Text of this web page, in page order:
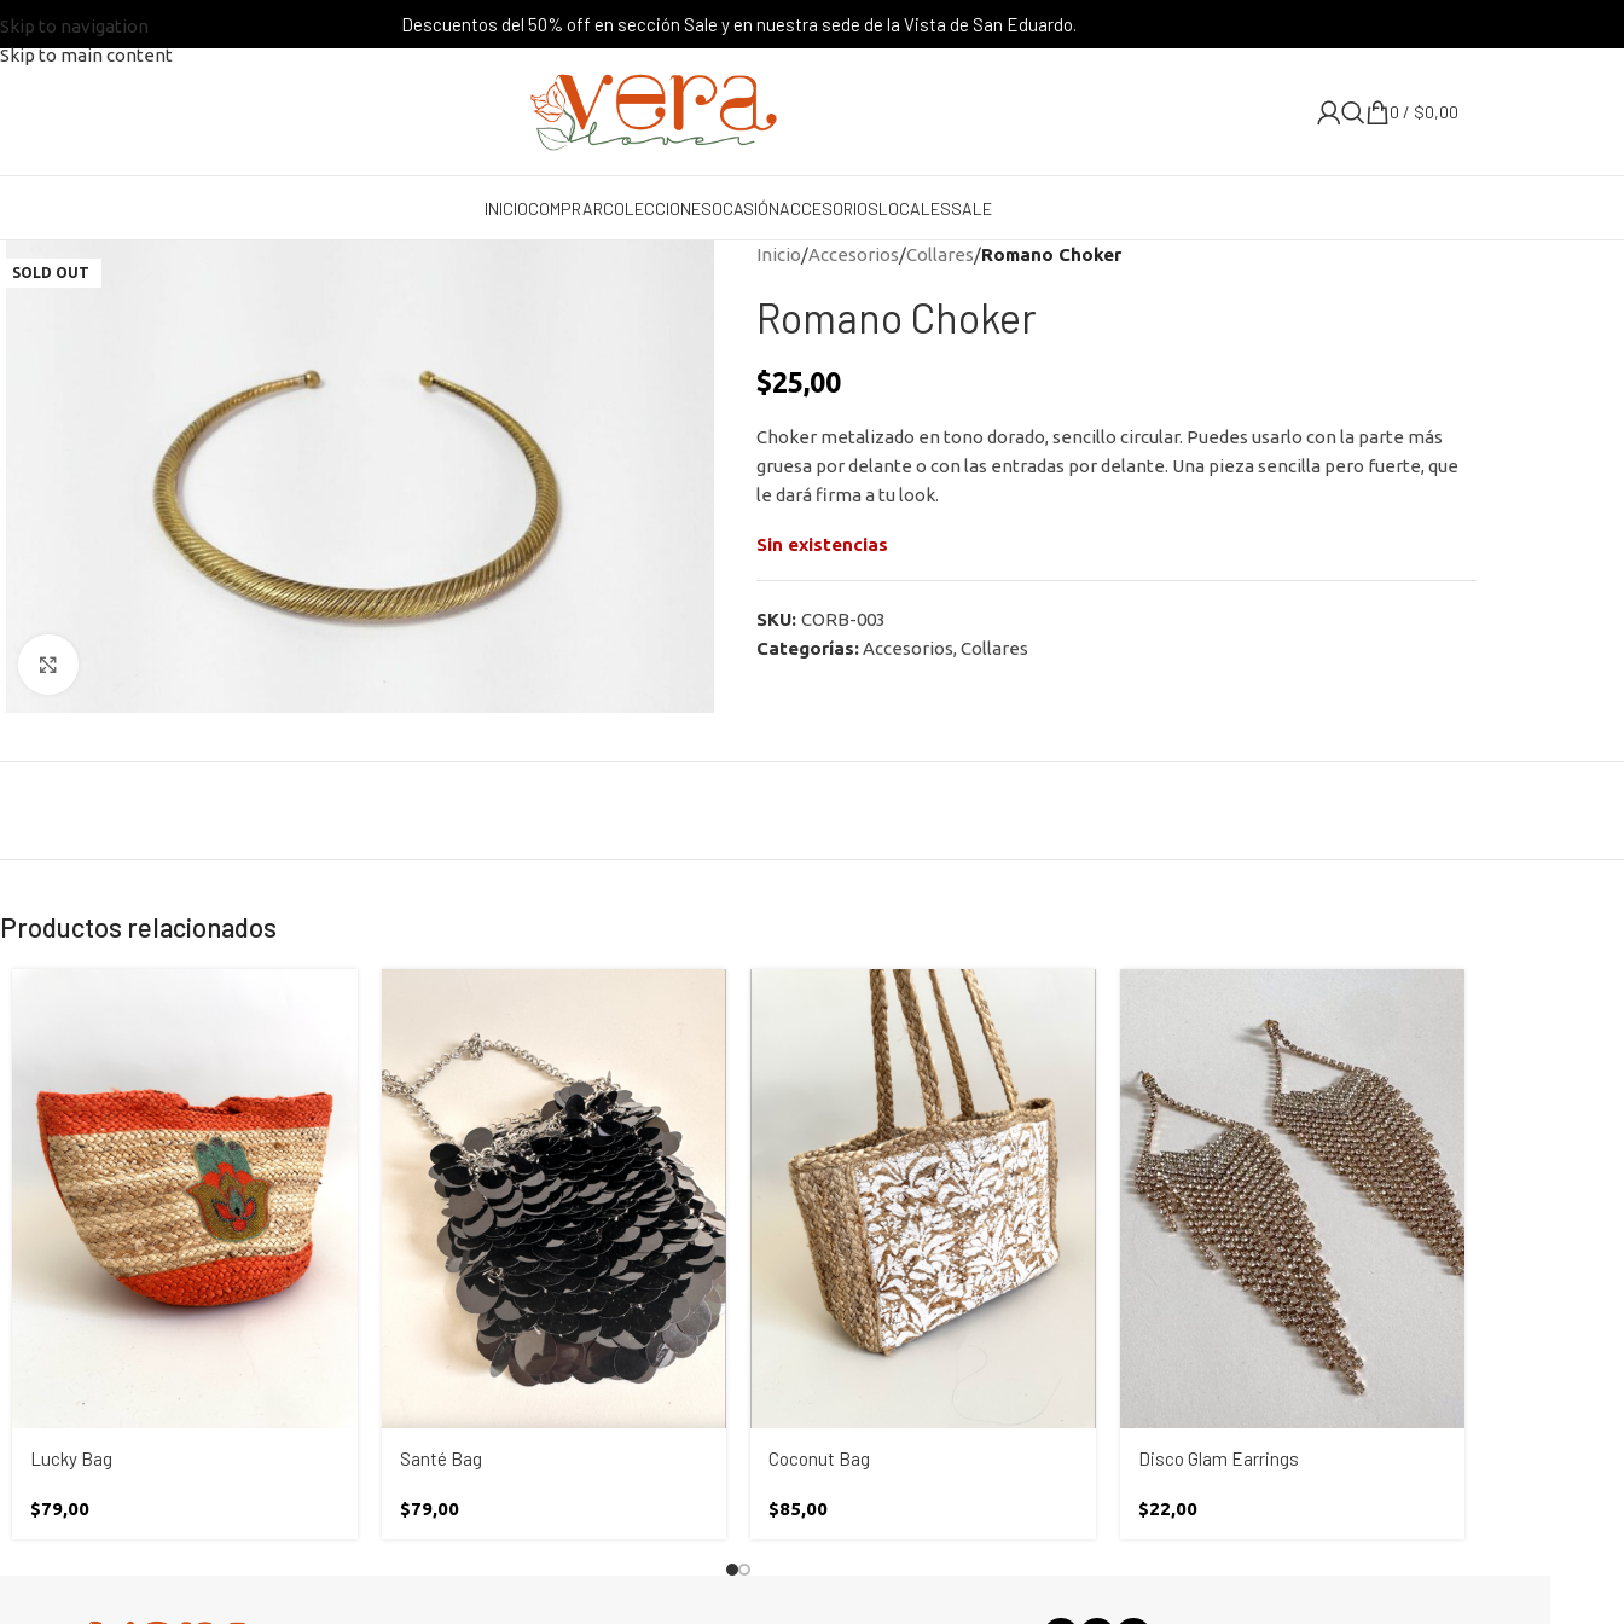
Skip to navigation
Skip to main content
Descuentos del 50% off en sección Sale y en nuestra sede de la Vista de San Eduardo.
0 / $0,00
INICIOCOMPRARCOLECCIONESOCASIÓNACCESORIOSLOCALESSALE
SOLD OUT
Inicio/Accesorios/Collares/Romano Choker
Romano Choker
$25,00
Choker metalizado en tono dorado, sencillo circular. Puedes usarlo con la parte más
gruesa por delante o con las entradas por delante. Una pieza sencilla pero fuerte, que
le dará firma a tu look.
Sin existencias
SKU: CORB-003
Categorías:Accesorios, Collares
Productos relacionados
Lucky Bag
$79,00
Santé Bag
$79,00
Coconut Bag
$85,00
Disco Glam Earrings
$22,00